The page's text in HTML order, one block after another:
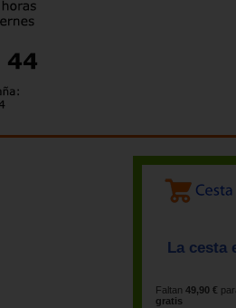
La cesta
Faltan 49,90 €
gratis